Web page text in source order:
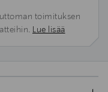
toimituksen
Lue lisää